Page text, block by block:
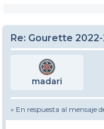
Re: Gourette
madari
» En respuesta al mensaje